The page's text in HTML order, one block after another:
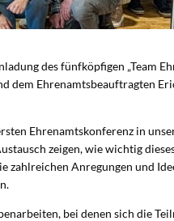
des fünfköpfigen „Team
dem Ehrenamtsbeauftragten
Ehrenamtskonferenz in
zeigen, wie wichtig
zahlreichen Anregungen und
bei denen sich die